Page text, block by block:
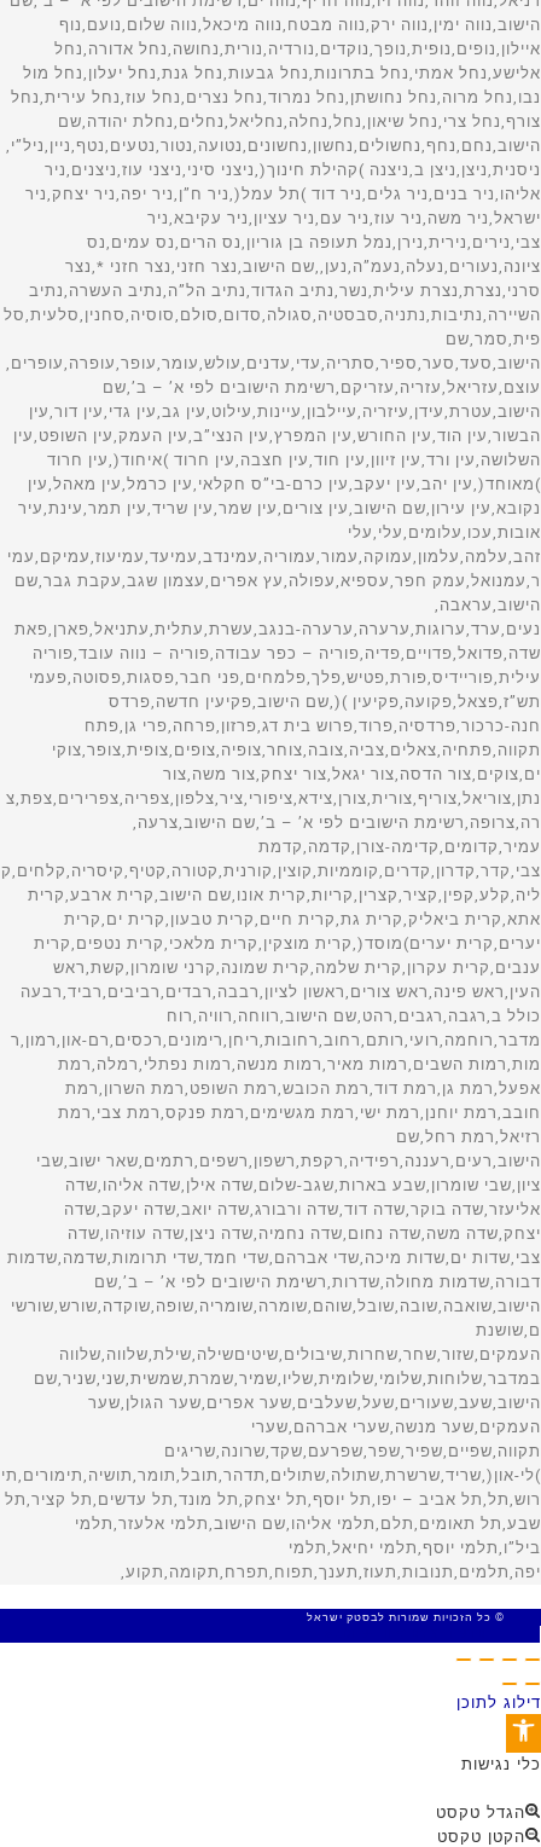
© כל הזכויות שמורות לבסטק ישראל
דילוג לתוכן
פתח סרגל נגישות
כלי נגישות
הגדל טקסט
הקטן טקסט